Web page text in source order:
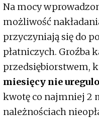
Na mocy
możliwość
przyczyniają się do
płatniczych. Groźba
przedsiębiorstwem,
miesięcy nie
kwotę co najmniej 2
należnościach